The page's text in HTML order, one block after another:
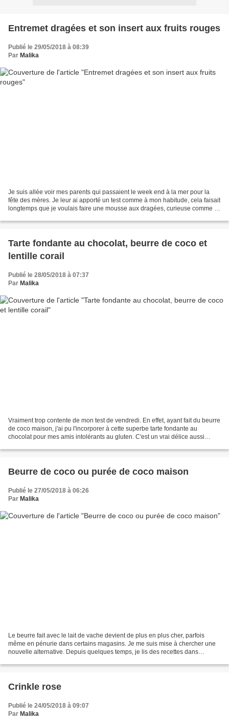
Entremet dragées et son insert aux fruits rouges
Publié le 29/05/2018 à 08:39
Par Malika
Je suis allée voir mes parents qui passaient le week end à la mer pour la
fête des mères. Je leur ai apporté un test comme à mon habitude, cela faisait
longtemps que je voulais faire une mousse aux dragées, curieuse comme je
Tarte fondante au chocolat, beurre de coco et
lentille corail
Publié le 28/05/2018 à 07:37
Par Malika
Vraiment trop contente de mon test de vendredi. En effet, ayant fait du beurre
de coco maison, j'ai pu l'incorporer à cette superbe tarte fondante au
chocolat pour mes amis intolérants au gluten. C'est un vrai délice aussi
Beurre de coco ou purée de coco maison
Publié le 27/05/2018 à 06:26
Par Malika
Le beurre fait avec le lait de vache devient de plus en plus cher, parfois
même en pénurie dans certains magasins. Je me suis mise à chercher une
nouvelle alternative. Depuis quelques temps, je lis des recettes dans
Crinkle rose
Publié le 24/05/2018 à 09:07
Par Malika